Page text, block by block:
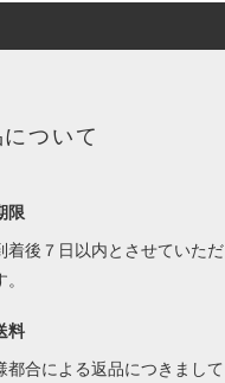
ついて
限
着後７日以内とさせていただ
。
料
都合による返品につきまして